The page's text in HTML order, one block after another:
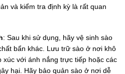
và kiểm tra định kỳ là rất quan
: Sau khi sử dụng, hãy vệ sinh sào
bẩn khác. Lưu trữ sào ở nơi khô
xúc với ánh nắng trực tiếp hoặc các
hại. Hãy bảo quản sào ở nơi dễ